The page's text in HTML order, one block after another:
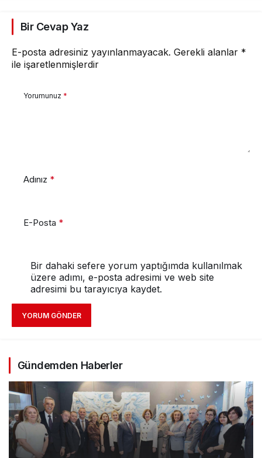
Bir Cevap Yaz
E-posta adresiniz yayınlanmayacak. Gerekli alanlar *
ile işaretlenmişlerdir
Yorumunuz *
Adınız *
E-Posta *
Bir dahaki sefere yorum yaptığımda kullanılmak
üzere adımı, e-posta adresimi ve web site
adresimi bu tarayıcıya kaydet.
YORUM GÖNDER
Gündemden Haberler